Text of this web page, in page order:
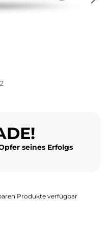
UND SONDERAKTIONEN
ÄNDERN
seines Erfolgs
Produkte verfügbar